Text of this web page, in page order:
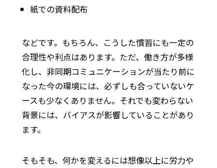
紙での資料配布
などです。もちろん、こうした慣習にも一定の
合理性や利点はあります。ただ、働き方が多様
化し、非同期コミュニケーションが当たり前に
なった今の環境には、必ずしも合っていないケ
ースも少なくありません。それでも変わらない
背景には、バイアスが影響していることがあり
ます。
そもそも、何かを変えるには想像以上に労力や